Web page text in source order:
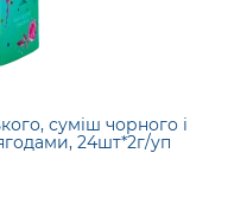
суміш чорного і
24шт*2г/уп